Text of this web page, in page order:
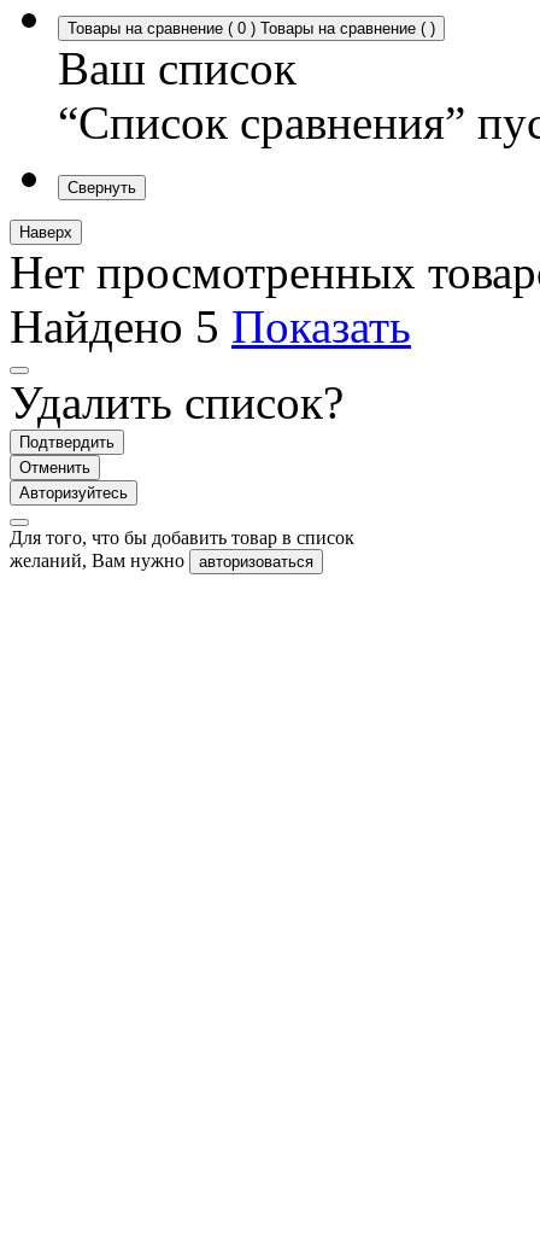
Товары на сравнение ( 0 ) Товары на сравнение ( )
Ваш список
“Список сравнения”
Свернуть
Наверх
Нет просмотренных
Найдено 5 Показать
Удалить список?
Подтвердить
Отменить
Авторизуйтесь
Для того, что бы добавить товар в список
желаний, Вам нужно
авторизоваться